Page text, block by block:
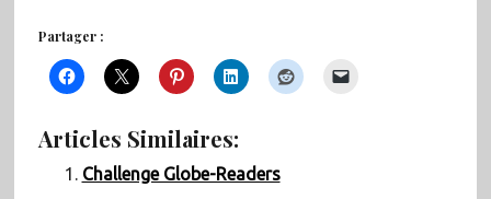
Partager :
Articles Similaires:
Challenge Globe-Readers